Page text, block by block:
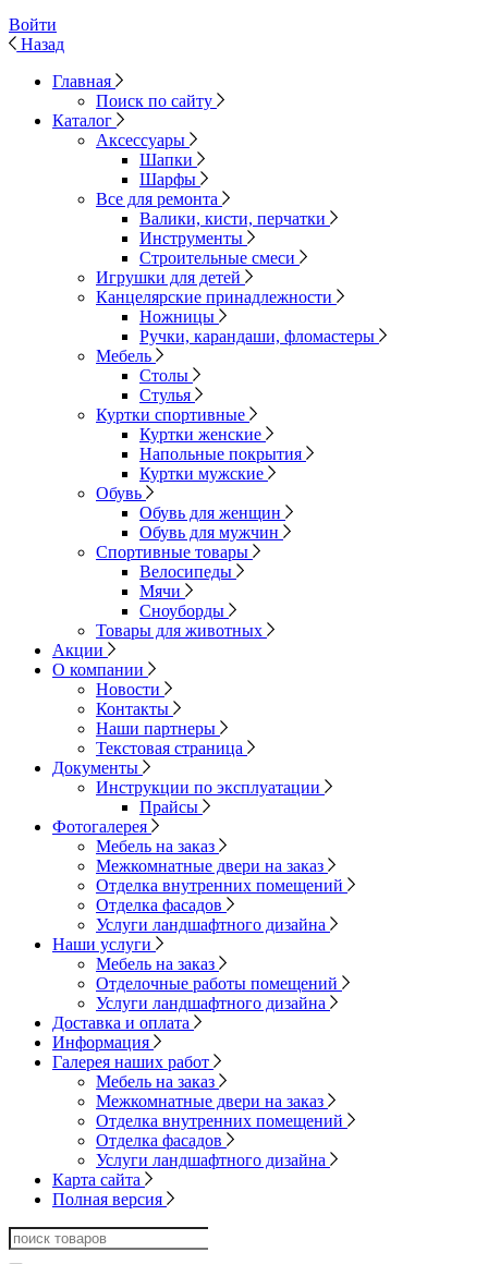
Войти
Назад
Главная
Поиск по сайту
Каталог
Аксессуары
Шапки
Шарфы
Все для ремонта
Валики, кисти, перчатки
Инструменты
Строительные смеси
Игрушки для детей
Канцелярские принадлежности
Ножницы
Ручки, карандаши, фломастеры
Мебель
Столы
Стулья
Куртки спортивные
Куртки женские
Напольные покрытия
Куртки мужские
Обувь
Обувь для женщин
Обувь для мужчин
Спортивные товары
Велосипеды
Мячи
Сноуборды
Товары для животных
Акции
О компании
Новости
Контакты
Наши партнеры
Текстовая страница
Документы
Инструкции по эксплуатации
Прайсы
Фотогалерея
Мебель на заказ
Межкомнатные двери на заказ
Отделка внутренних помещений
Отделка фасадов
Услуги ландшафтного дизайна
Наши услуги
Мебель на заказ
Отделочные работы помещений
Услуги ландшафтного дизайна
Доставка и оплата
Информация
Галерея наших работ
Мебель на заказ
Межкомнатные двери на заказ
Отделка внутренних помещений
Отделка фасадов
Услуги ландшафтного дизайна
Карта сайта
Полная версия